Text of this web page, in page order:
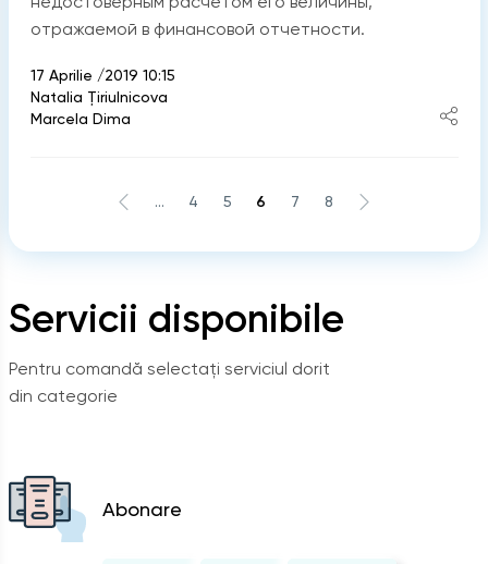
Servicii disponibile
Pentru comandă selectați serviciul dorit
din categorie
Abonare
отражаемой в финансовой отчетности.
17 Aprilie /2019 10:15
Natalia Ţiriulnicova
Marcela Dima
... 4 5 6 7 8